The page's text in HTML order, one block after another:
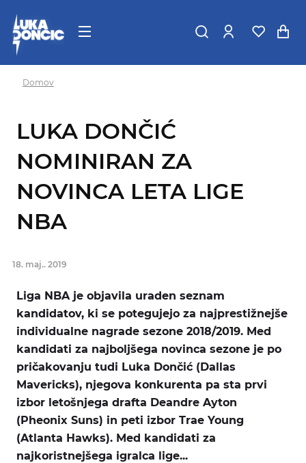
LUKA DONČIĆ
NOMINIRAN ZA
NOVINCA LETA LIGE
NBA
18. maj.. 2019
Liga NBA je objavila uraden seznam
kandidatov, ki se potegujejo za najprestižnejše
individualne nagrade sezone 2018/2019. Med
kandidati za najboljšega novinca sezone je po
pričakovanju tudi Luka Dončić (Dallas
Mavericks), njegova konkurenta pa sta prvi
izbor letošnjega drafta Deandre Ayton
(Pheonix Suns) in peti izbor Trae Young
(Atlanta Hawks). Med kandidati za
najkoristnejšega igralca lige...
Domov